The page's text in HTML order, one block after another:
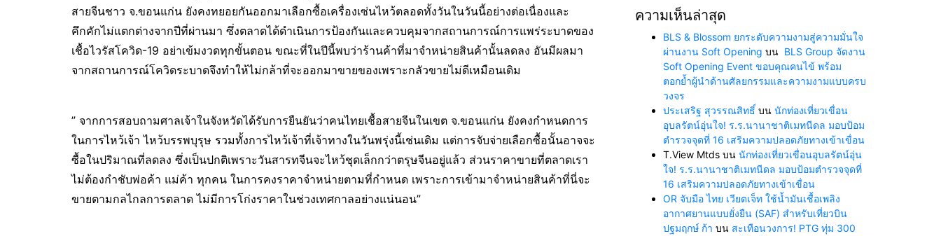
สายจีนชาว จ.ขอนแก่น ยังคงทยอยกันออกมาเลือกซื้อเครื่องเซ่นไหว้ตลอดทั้งวันในวันนี้อย่างต่อเนื่องและ
คึกคักไม่แตกต่างจากปีที่ผ่านมา ซึ่งตลาดได้ดำเนินการป้องกันและควบคุมจากสถานการณ์การแพร่ระบาดของ
เชื้อไวรัสโควิด-19 อย่าเข้มงวดทุกขั้นตอน ขณะที่ในปีนี้พบว่าร้านค้าที่มาจำหน่ายสินค้านั้นลดลง อันมีผลมา
จากสถานการณ์โควิดระบาดจึงทำให้ไม่กล้าที่จะออกมาขายของเพราะกลัวขายไม่ดีเหมือนเดิม
” จากการสอบถามศาลเจ้าในจังหวัดได้รับการยืนยันว่าคนไทยเชื้อสายจีนในเขต จ.ขอนแก่น ยังคงกำหนดการ
ในการไหว้เจ้า ไหว้บรรพบุรุษ รวมทั้งการไหว้เจ้าที่เจ้าทางในวันพรุ่งนี้เช่นเดิม แต่การจับจ่ายเลือกซื้อนั้นอาจจะ
ซื้อในปริมาณที่ลดลง ซึ่งเป็นปกติเพราะวันสารทจีนจะไหว้ชุดเล็กกว่าตรุษจีนอยู่แล้ว ส่วนราคาขายที่ตลาดเรา
ไม่ต้องกำชับพ่อค้า แม่ค้า ทุกคน ในการคงราคาจำหน่ายตามที่กำหนด เพราะการเข้ามาจำหน่ายสินค้าที่นี่จะ
ขายตามกลไกลการตลาด ไม่มีการโก่งราคาในช่วงเทศกาลอย่างแน่นอน”
ความเห็นล่าสุด
BLS & Blossom ยกระดับความงามสู่ความมั่นใจ
ผ่านงาน Soft Opening บน BLS Group จัดงาน
Soft Opening Event ขอบคุณคนไข้ พร้อม
ตอกย้ำผู้นำด้านศัลยกรรมและความงามแบบครบ
วงจร
ประเสริฐ สุวรรณสิทธิ์ บน นักท่องเที่ยวเขื่อน
อุบลรัตน์อุ่นใจ! ร.ร.นานาชาติเมทนีดล มอบป้อม
ตำรวจจุดที่ 16 เสริมความปลอดภัยทางเข้าเขื่อน
T.View Mtds บน นักท่องเที่ยวเขื่อนอุบลรัตน์อุ่น
ใจ! ร.ร.นานาชาติเมทนีดล มอบป้อมตำรวจจุดที่
16 เสริมความปลอดภัยทางเข้าเขื่อน
OR จับมือ ไทย เวียตเจ็ท ใช้น้ำมันเชื้อเพลิง
อากาศยานแบบยั่งยืน (SAF) สำหรับเที่ยวบิน
ปฐมฤกษ์ ก้า บน สะเทือนวงการ! PTG ทุ่ม 300